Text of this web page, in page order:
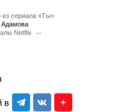
из сериала «Ты»
Адамова
Netflix
в